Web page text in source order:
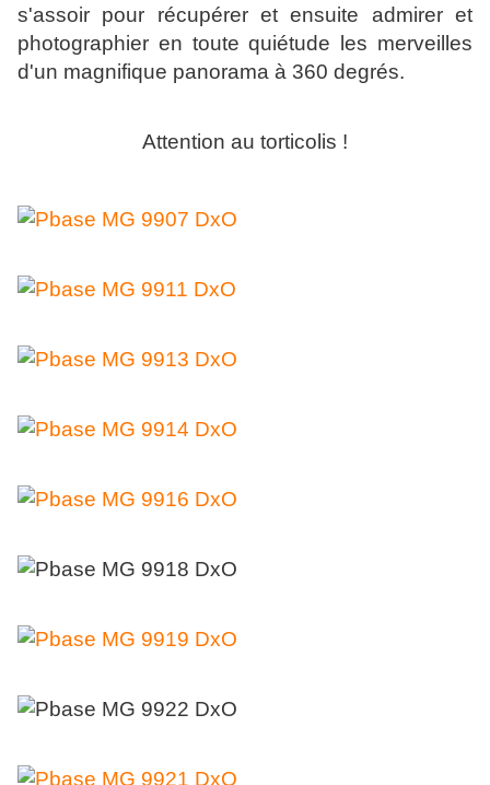
s'assoir pour récupérer et ensuite admirer et
photographier en toute quiétude les merveilles
d'un magnifique panorama à 360 degrés.
Attention au torticolis !